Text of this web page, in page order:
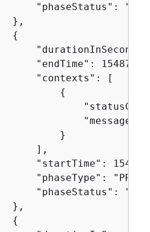
"phaseStatus":
},
{
"endTime":
"contexts": [
{
"message":
}
],
"startTime":
"phaseType":
"phaseStatus":
},
{